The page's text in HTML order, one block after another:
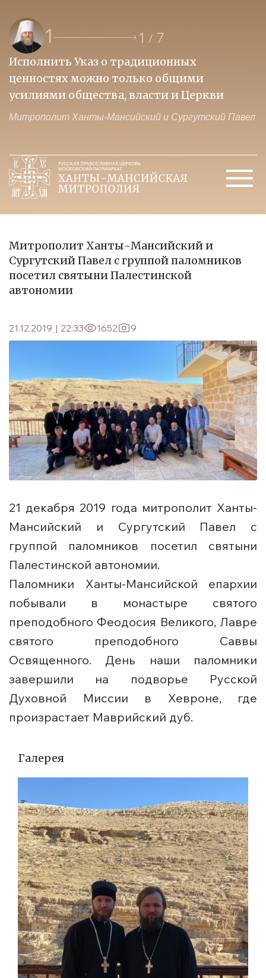
1 1 / 7
Исполнить Указ о традиционных
ценностях можно только общими
усилиями общества, власти и Церкви
Митрополит Ханты-Мансийский и Сургутский Павел
Митрополит Ханты-Мансийский и
Сургутский Павел с группой паломников
посетил святыни Палестинской
автономии
21.12.2019 | 22:33 1652 9
21 декабря 2019 года митрополит Ханты-
Мансийский и Сургутский Павел с
группой паломников посетил святыни
Палестинской автономии.
Паломники Ханты-Мансийской епархии
побывали в монастыре святого
преподобного Феодосия Великого, Лавре
святого преподобного Саввы
Освященного. День наши паломники
завершили на подворье Русской
Духовной Миссии в Хевроне, где
произрастает Маврийский дуб.
Галерея